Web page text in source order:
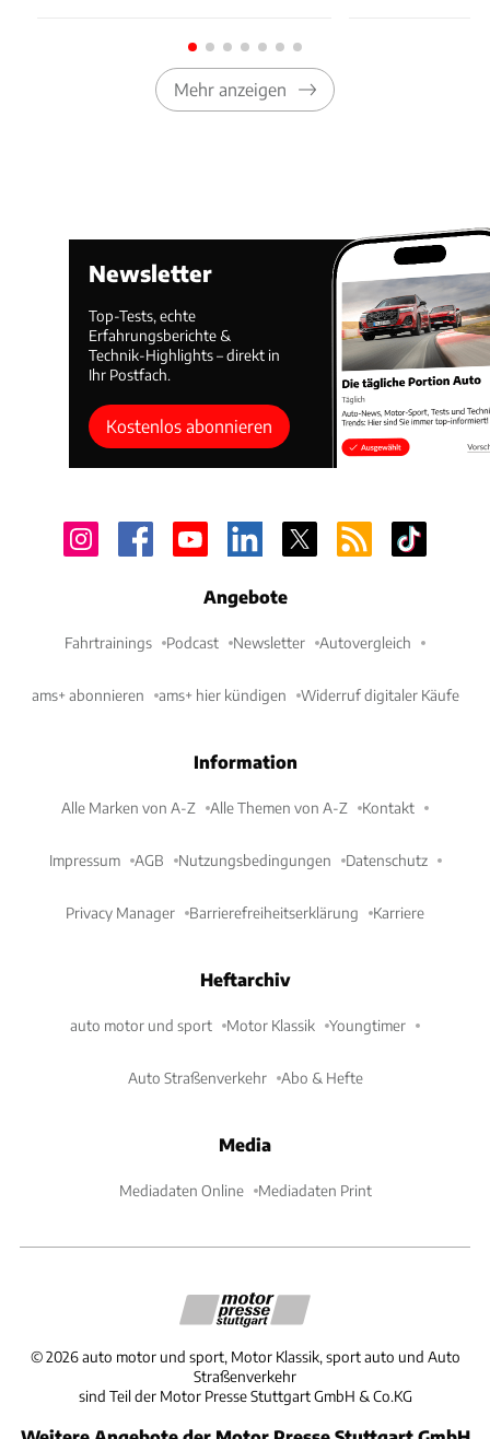
Mehr anzeigen
Newsletter
Top-Tests, echte
Erfahrungsberichte &
Technik-Highlights – direkt in
Ihr Postfach.
Kostenlos abonnieren
Angebote
Fahrtrainings Podcast Newsletter Autovergleich
ams+ abonnieren ams+ hier kündigen Widerruf digitaler Käufe
Information
Alle Marken von A-Z Alle Themen von A-Z Kontakt
Impressum AGB Nutzungsbedingungen Datenschutz
Privacy Manager Barrierefreiheitserklärung Karriere
Heftarchiv
auto motor und sport Motor Klassik Youngtimer
Auto Straßenverkehr Abo & Hefte
Media
Mediadaten Online Mediadaten Print
©2026 auto motor und sport, Motor Klassik, sport auto und Auto
Straßenverkehr
sind Teil der Motor Presse Stuttgart GmbH & Co.KG